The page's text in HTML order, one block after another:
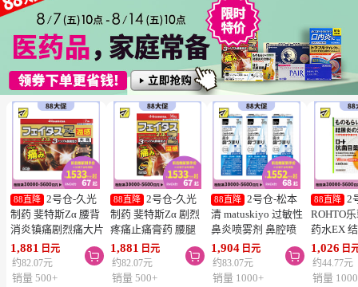
88直降 2号仓-久光
制药 斐特斯Zα 腰背
消炎镇痛剧烈痛大片
膏药贴 温感
10×14cm 7贴【第2
类医药品】
1,881 日元
约82.07元

销量 500+
88直降
2号仓-久光
制药 斐特斯Zα 剧烈
疼痛止痛膏药 腰腿
疼痛 温感 7×10cm
14贴【第2类医药
品】
1,881 日元
约82.07元

销量 500+
88直降 2号仓-松本
清 matuskiyo 过敏性
鼻炎喷雾剂 鼻腔喷
雾 缓解鼻塞流涕
30ml【第2类医药
品】 3个装
1,904 日元
约83.07元

销量 1000+
88直降
2
ROHTO
药水EX
药水
【第2类
【寒冷地
1,026 日
约44.77元
销量